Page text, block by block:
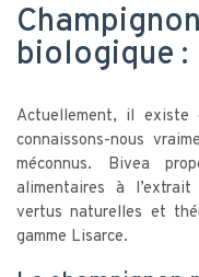
biologique :
Actuellement, il existe
connaissons-nous
méconnus. Bivea
alimentaires à
vertus naturelles et
gamme Lisarce.